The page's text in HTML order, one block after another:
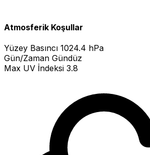
Atmosferik Koşullar
Yüzey Basıncı 1024.4 hPa
Gün/Zaman Gündüz
Max UV İndeksi 3.8